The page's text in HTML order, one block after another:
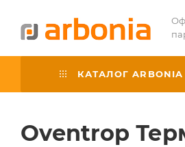
КАТАЛОГ ARBONIA
Oventrop